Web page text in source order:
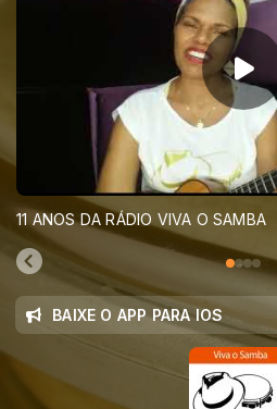
11 ANOS DA RÁDIO VIVA O SAMBA
BAIXE O APP PARA IOS